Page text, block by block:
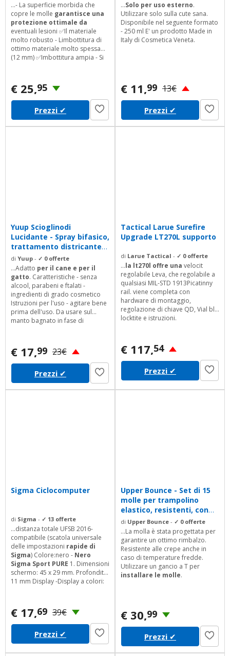
...- La superficie morbida che
copre le molle garantisce una
protezione ottimale da
eventuali lesioni ✅Il materiale
molto robusto - Limbottitura di
ottimo materiale molto spessa
(12 mm) ✅Imbottitura ampia - Si
giallo blu - Spessore
dellimbottitura: 12 mm -
Larghezza dellimbottitura: 26 cm
€ 25,95
Prezzi ✔
...Solo per uso esterno.
Utilizzare solo sulla cute sana.
Disponibile nel seguente formato
- 250 ml E' un prodotto Made in
Italy di Cosmetica Veneta.
€ 11,99 13€
Prezzi ✔
Yuup Scioglinodi
Lucidante - Spray bifasico,
trattamento districante
ideale per...
di Yuup - ✓ 0 offerte
...Adatto per il cane e per il
gatto. Caratteristiche - senza
alcool, parabeni e ftalati -
ingredienti di grado cosmetico
Istruzioni per l'uso - agitare bene
prima dell'uso. Da usare sul
manto bagnato in fase di
completo assorbimento. Evitare il
contatto con gli occhi. Solo per
uso esterno. Utilizzare solo sulla
cute sana. Disponibile nel
seguente formato - 150 ml E' un
prodotto Made in...
€ 17,99 23€
Prezzi ✔
Tactical Larue Surefire
Upgrade LT270L supporto
di Larue Tactical - ✓ 0 offerte
...la lt270l offre una velocit
regolabile Leva, che regolabile a
qualsiasi MIL-STD 1913Picatinny
rail. viene completa con
hardware di montaggio,
regolazione di chiave QD, Vial blu
locktite e istruzioni.
€ 117,54
Prezzi ✔
Sigma Ciclocomputer
di Sigma - ✓ 13 offerte
...distanza totale UFSB 2016-
compatibile (scatola universale
delle impostazioni rapide di
Sigma) Colore:nero - Nero
Sigma Sport PURE 1. Dimensioni
schermo: 45 x 29 mm. Profondità:
11 mm Display -Display a colori:
Profondità: 11 mm Dettagli tecnici
-Tipo: Wired bicycle computer -
funzioni di velocità: Reale -
funzioni di tempo: Tempo di
percorrenza -Codice IP (Marchio
Internazionale...
€ 17,69 39€
Prezzi ✔
Upper Bounce - Set di 15
molle per trampolino
elastico, resistenti, con
spirale...
di Upper Bounce - ✓ 0 offerte
...La molla è stata progettata per
garantire un ottimo rimbalzo.
Resistente alle crepe anche in
caso di temperature fredde.
Utilizzare un gancio a T per
installare le molle.
€ 30,99
Prezzi ✔